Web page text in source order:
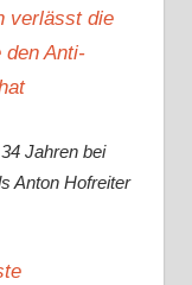
verlässt die
den Anti-
Jahren bei
Anton Hofreiter